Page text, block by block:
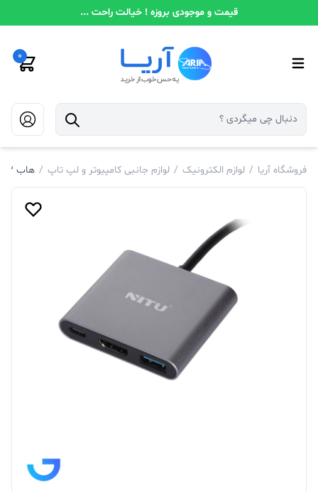
قیمت و موجودی بروزه ! خیالت راحت ...
0
فروشگاه آریا / لوازم الکترونیک / لوازم جانبی کامپیوتر و لپ تاپ / هاب 3 پورت NITU Type-C مدل NN36